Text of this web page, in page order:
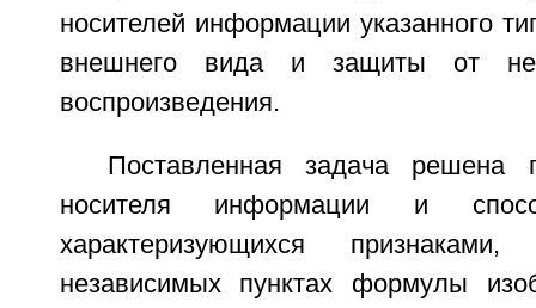
носителей информации указанного
внешнего вида и защиты от
воспроизведения.
Поставленная задача решена
носителя информации и
характеризующихся
независимых пунктах формулы